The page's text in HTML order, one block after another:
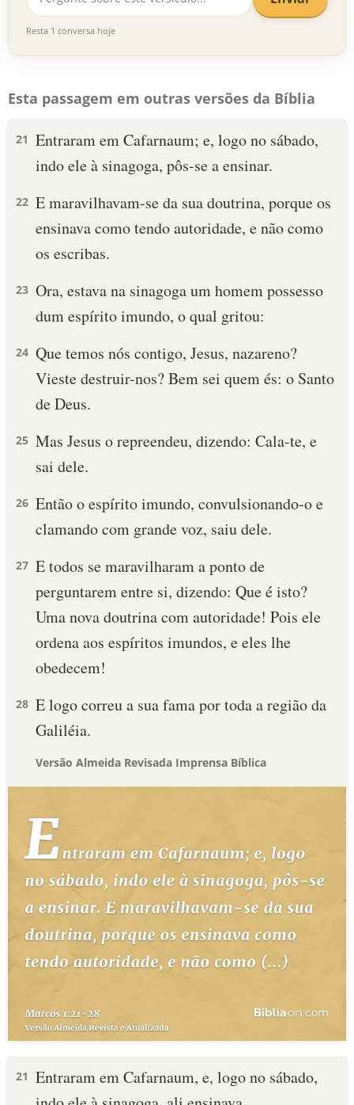
Resta 1 conversa hoje
Esta passagem em outras versões da Bíblia
21 Entraram em Cafarnaum; e, logo no sábado,
indo ele à sinagoga, pôs-se a ensinar.
22 E maravilhavam-se da sua doutrina, porque os
ensinava como tendo autoridade, e não como
os escribas.
23 Ora, estava na sinagoga um homem possesso
dum espírito imundo, o qual gritou:
24 Que temos nós contigo, Jesus, nazareno?
Vieste destruir-nos? Bem sei quem és: o Santo
de Deus.
25 Mas Jesus o repreendeu, dizendo: Cala-te, e
sai dele.
26 Então o espírito imundo, convulsionando-o e
clamando com grande voz, saiu dele.
27 E todos se maravilharam a ponto de
perguntarem entre si, dizendo: Que é isto?
Uma nova doutrina com autoridade! Pois ele
ordena aos espíritos imundos, e eles lhe
obedecem!
28 E logo correu a sua fama por toda a região da
Galiléia.
Versão Almeida Revisada Imprensa Bíblica
21 Entraram em Cafarnaum, e, logo no sábado,